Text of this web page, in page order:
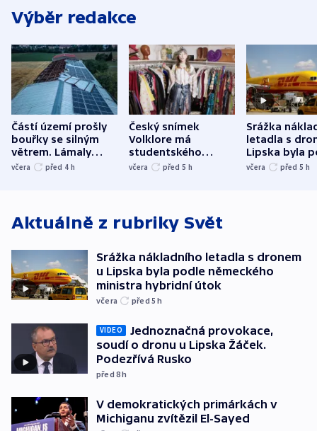
Výběr redakce
Částí území prošly
bouřky se silným
větrem. Lámaly
stromy a poničily
včera před 4 h
Český snímek
Volklore má
studentského
Oscara, zabojuje o
včera před 5 h
Srážka
letadla s
Lipska byla
německého
včera před 5 h
Aktuálně z rubriky Svět
Srážka nákladního letadla s dronem
u Lipska byla podle německého
ministra hybridní útok
včera před 5h
VIDEO
Jednoznačná provokace,
soudí o dronu u Lipska Žáček.
Podezřívá Rusko
před 8h
V demokratických primárkách v
Michiganu zvítězil El-Sayed